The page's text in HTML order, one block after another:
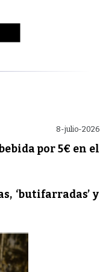
8-julio-2026
por 5€ en el
‘butifarradas’ y